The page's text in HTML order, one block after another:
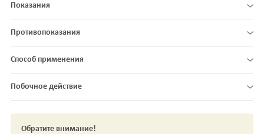
Показания
Противопоказания
Способ применения
Побочное действие
Обратите внимание!